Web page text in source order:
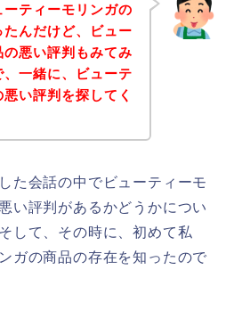
ティーモリンガの
んだけど、ビュー
悪い評判もみてみ
一緒に、ビューテ
い評判を探してく
た会話の中でビューティーモ
い評判があるかどうかについ
して、その時に、初めて私
ガの商品の存在を知ったので